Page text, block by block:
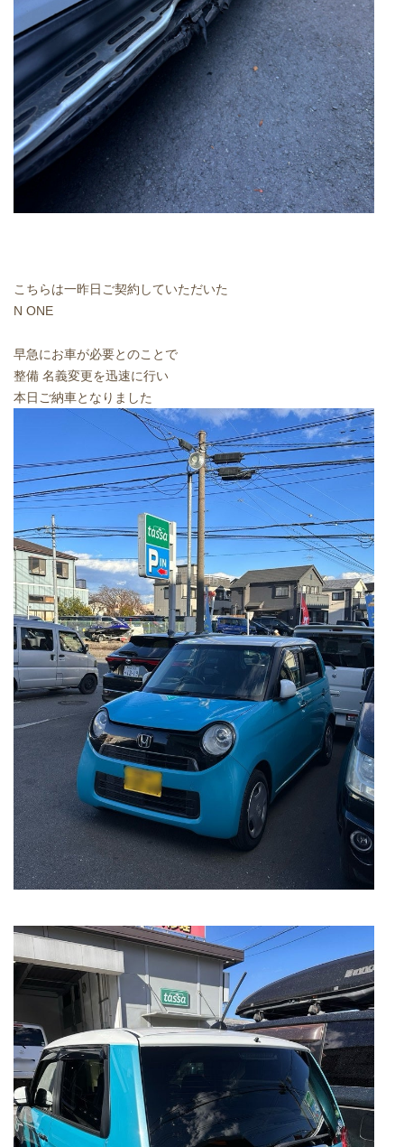
こちらは一昨日ご契約していただいた
N ONE
早急にお車が必要とのことで
整備 名義変更を迅速に行い
本日ご納車となりました